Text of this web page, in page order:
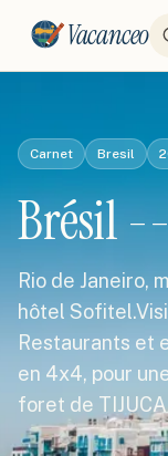
Vacanceo
Carnet Bresil
Brésil
Rio de Janeiro,
hôtel
Restaurants et
en 4x4, pour
foret de